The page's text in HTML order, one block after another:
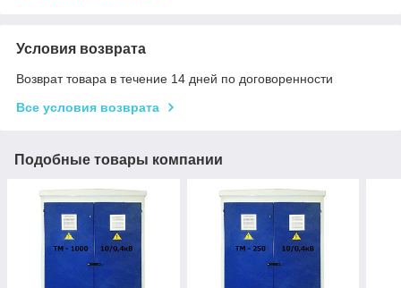
Условия возврата
Возврат товара в течение 14 дней по договоренности
Все условия возврата
Подобные товары компании